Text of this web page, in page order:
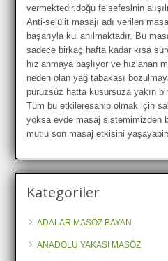
vermektedir.doğu felsefeslnin
Anti-selülit masajı adı verilen
başarıyla kullanılmaktadır. Bu
sadece birkaç hafta kadar kısa
hızlanmaya başlıyor ve hızlanan
neden olan yağ tabakası
pürüzsüz hatta kusursuza yakın
Tüm bu etkileresahip olmak için
yoksa evde masaj sistemimizden
mutlu son masaj etkisini
Kategoriler
ADALAR MASÖZ BAYAN
ANADOLU YAKASI MASÖZ